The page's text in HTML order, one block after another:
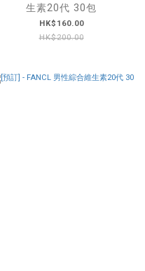
生素20代 30包
HK$160.00
HK$200.00